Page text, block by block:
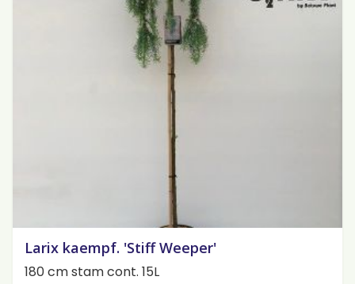
Larix kaempf. 'Stiff Weeper'
180 cm stam cont. 15L